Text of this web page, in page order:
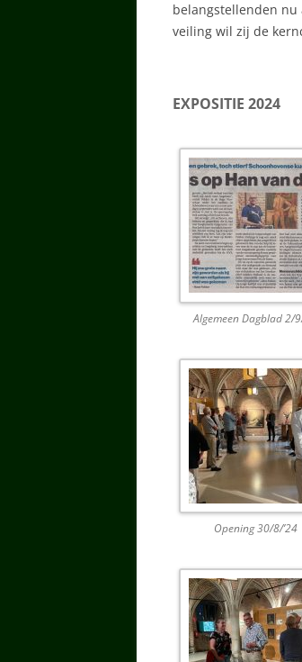
belangstellenden nu
veiling wil zij de
EXPOSITIE 2024
Algemeen Dagblad 2/
Opening 30/8/’24